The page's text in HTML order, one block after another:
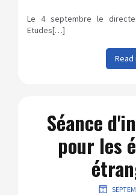
Le 4 septembre le
Etudes[…]
Read
Séance
pour les